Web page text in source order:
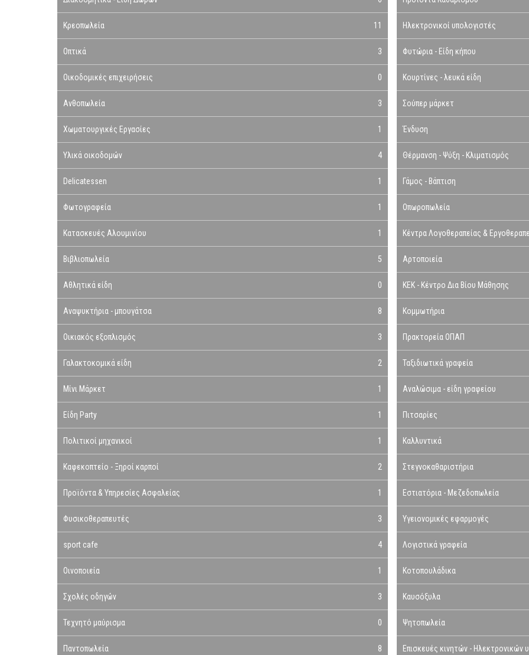
Κρεοπωλεία 11 Ηλεκτρονικοί υπολογιστές
Οπτικά 3 Φυτώρια - Είδη κήπου
Οικοδομικές επιχειρήσεις 0 Κουρτίνες - λευκά είδη
Ανθοπωλεία 3 Σούπερ μάρκετ
Χωματουργικές Εργασίες 1 Ένδυση
Υλικά οικοδομών 4 Θέρμανση - Ψύξη - Κλιματισμός
Delicatessen 1 Γάμος - Βάπτιση
Φωτογραφεία 1 Οπωροπωλεία
Κατασκευές Αλουμινίου 1 Κέντρα Λογοθεραπείας &
Βιβλιοπωλεία 5 Αρτοποιεία
Αθλητικά είδη 0 ΚΕΚ - Κέντρο Δια Βίου Μάθησης
Αναψυκτήρια - μπουγάτσα 8 Κομμωτήρια
Οικιακός εξοπλισμός 3 Πρακτορεία ΟΠΑΠ
Γαλακτοκομικά είδη 2 Ταξιδιωτικά γραφεία
Μίνι Μάρκετ 1 Αναλώσιμα - είδη γραφείου
Είδη Party 1 Πιτσαρίες
Πολιτικοί μηχανικοί 1 Καλλυντικά
Καφεκοπτείο - Ξηροί καρποί 2 Στεγνοκαθαριστήρια
Προϊόντα & Υπηρεσίες Ασφαλείας 1 Εστιατόρια - Μεζεδοπωλεία
Φυσικοθεραπευτές 3 Υγειονομικές εφαρμογές
sport cafe 4 Λογιστικά γραφεία
Οινοποιεία 1 Κοτοπουλάδικα
Σχολές οδηγών 3 Καυσόξυλα
Τεχνητό μαύρισμα 0 Ψητοπωλεία
Παντοπωλεία 8 Επισκευές κινητών - Ηλεκτρονικών